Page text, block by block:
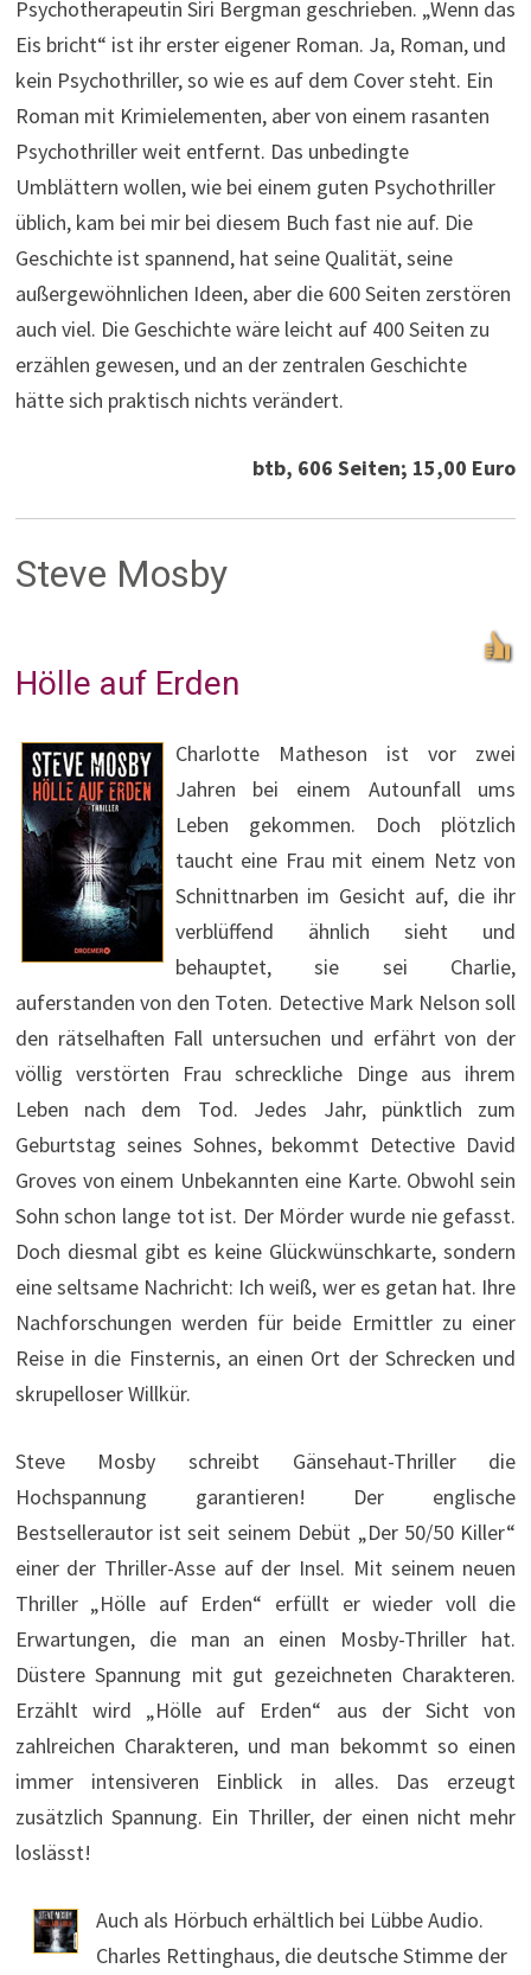
Psychotherapeutin Siri Bergman geschrieben. „Wenn das
Eis bricht“ ist ihr erster eigener Roman. Ja, Roman, und
kein Psychothriller, so wie es auf dem Cover steht. Ein
Roman mit Krimielementen, aber von einem rasanten
Psychothriller weit entfernt. Das unbedingte
Umblättern wollen, wie bei einem guten Psychothriller
üblich, kam bei mir bei diesem Buch fast nie auf. Die
Geschichte ist spannend, hat seine Qualität, seine
außergewöhnlichen Ideen, aber die 600 Seiten zerstören
auch viel. Die Geschichte wäre leicht auf 400 Seiten zu
erzählen gewesen, und an der zentralen Geschichte
hätte sich praktisch nichts verändert.
btb, 606 Seiten; 15,00 Euro
Steve Mosby
Hölle auf Erden
Charlotte Matheson ist vor zwei
Jahren bei einem Autounfall ums
Leben gekommen. Doch plötzlich
taucht eine Frau mit einem Netz von
Schnittnarben im Gesicht auf, die ihr
verblüffend ähnlich sieht und
behauptet, sie sei Charlie,
auferstanden von den Toten. Detective Mark Nelson soll
den rätselhaften Fall untersuchen und erfährt von der
völlig verstörten Frau schreckliche Dinge aus ihrem
Leben nach dem Tod. Jedes Jahr, pünktlich zum
Geburtstag seines Sohnes, bekommt Detective David
Groves von einem Unbekannten eine Karte. Obwohl sein
Sohn schon lange tot ist. Der Mörder wurde nie gefasst.
Doch diesmal gibt es keine Glückwünschkarte, sondern
eine seltsame Nachricht: Ich weiß, wer es getan hat. Ihre
Nachforschungen werden für beide Ermittler zu einer
Reise in die Finsternis, an einen Ort der Schrecken und
skrupelloser Willkür.
Steve Mosby schreibt Gänsehaut-Thriller die
Hochspannung garantieren! Der englische
Bestsellerautor ist seit seinem Debüt „Der 50/50 Killer“
einer der Thriller-Asse auf der Insel. Mit seinem neuen
Thriller „Hölle auf Erden“ erfüllt er wieder voll die
Erwartungen, die man an einen Mosby-Thriller hat.
Düstere Spannung mit gut gezeichneten Charakteren.
Erzählt wird „Hölle auf Erden“ aus der Sicht von
zahlreichen Charakteren, und man bekommt so einen
immer intensiveren Einblick in alles. Das erzeugt
zusätzlich Spannung. Ein Thriller, der einen nicht mehr
loslässt!
Auch als Hörbuch erhältlich bei Lübbe Audio.
Charles Rettinghaus, die deutsche Stimme der